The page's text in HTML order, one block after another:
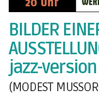
BILDER
jazz-version
(MODEST